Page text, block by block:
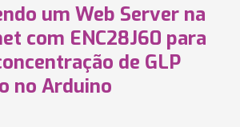
um Web Server na
com ENC28J60 para
de GLP
no Arduino